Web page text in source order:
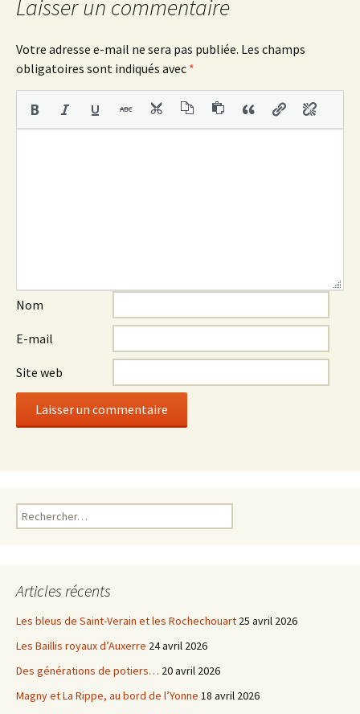
articles
Laisser un commentaire
Votre adresse e-mail ne sera pas publiée. Les champs
obligatoires sont indiqués avec *
Nom
E-mail
Site web
Rechercher :
Articles récents
Les bleus de Saint-Verain et les Rochechouart 25 avril 2026
Les Baillis royaux d’Auxerre 24 avril 2026
Des générations de potiers… 20 avril 2026
Magny et La Rippe, au bord de l’Yonne 18 avril 2026